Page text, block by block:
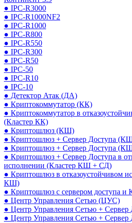
● IPC-R3000
● IPC-R1000NF2
● IPC-R1000
● IPC-R800
● IPC-R550
● IPC-R300
● IPC-R50
● IPC-50
● IPC-R10
● IPC-10
● Детектор Атак (ДА)
● Криптокоммутатор (КК)
● Криптокоммутатор в
(Кластер КК)
● Криптошлюз (КШ)
● Криптошлюз + Сервер Доступа
● Криптошлюз + Сервер Доступа
● Криптошлюз + Сервер Доступа в
исполнении (Кластер КШ + СД)
● Криптошлюз в отказоустойчивом
КШ)
● Криптошлюз с сервером доступа и
● Центр Управления Сетью (ЦУС)
● Центр Управления Сетью +
● Центр Управления Сетью +